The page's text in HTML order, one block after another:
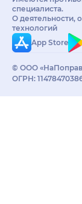
специалиста.
О деятельности,
технологий
App Store
© ООО
ОГРН: